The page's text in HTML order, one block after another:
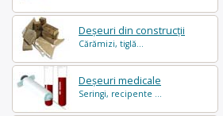
Deșeuri din construcții
Cărămizi, tiglă...
Deșeuri medicale
Seringi, recipente ...